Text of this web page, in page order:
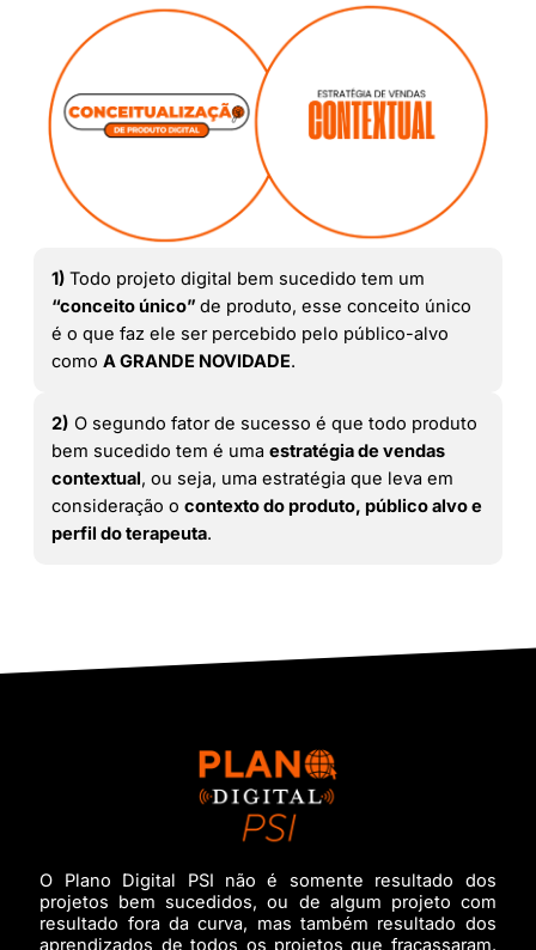
1) Todo projeto digital bem sucedido tem um
“conceito único” de produto, esse conceito único
é o que faz ele ser percebido pelo público-alvo
como A GRANDE NOVIDADE.
2) O segundo fator de sucesso é que todo produto
bem sucedido tem é uma estratégia de vendas
contextual, ou seja, uma estratégia que leva em
consideração o contexto do produto, público alvo e
perfil do terapeuta.
O Plano Digital PSI não é somente resultado dos
projetos bem sucedidos, ou de algum projeto com
resultado fora da curva, mas também resultado dos
aprendizados de todos os projetos que fracassaram.